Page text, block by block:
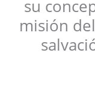
su
misión